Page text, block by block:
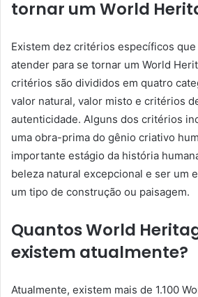
tornar um World
Existem dez critérios específicos
atender para se tornar um World
critérios são divididos em quatro
valor natural, valor misto e critérios
autenticidade. Alguns dos critérios
uma obra-prima do gênio criativo
importante estágio da história
beleza natural excepcional e ser um
um tipo de construção ou paisagem.
Quantos World
existem atualmente?
Atualmente, existem mais de 1.100